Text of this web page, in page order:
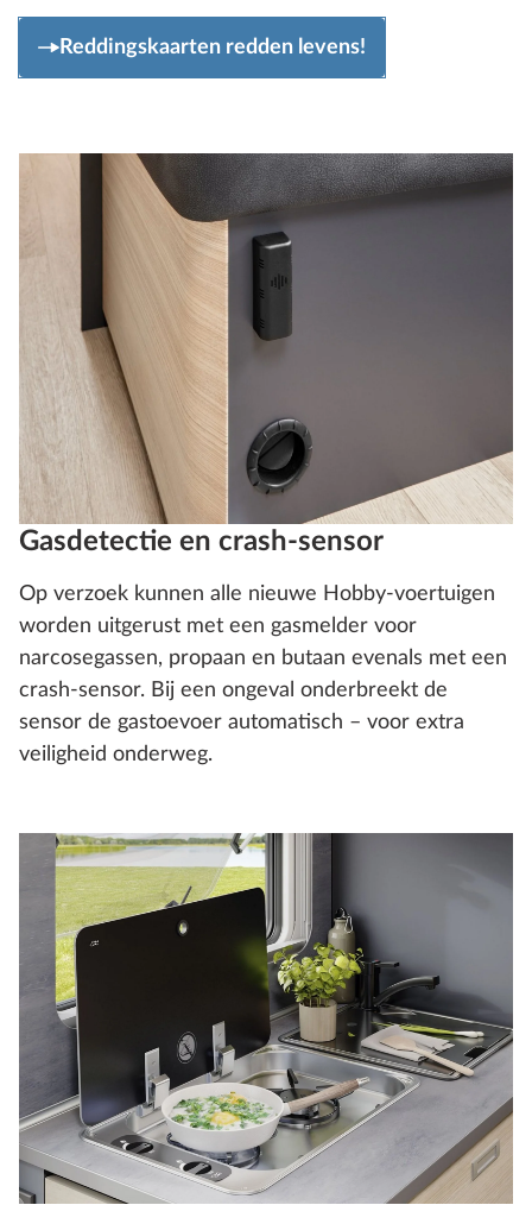
Reddingskaarten redden levens!
Gasdetectie en crash-sensor
Op verzoek kunnen alle nieuwe Hobby-voertuigen
worden uitgerust met een gasmelder voor
narcosegassen, propaan en butaan evenals met een
crash-sensor. Bij een ongeval onderbreekt de
sensor de gastoevoer automatisch – voor extra
veiligheid onderweg.